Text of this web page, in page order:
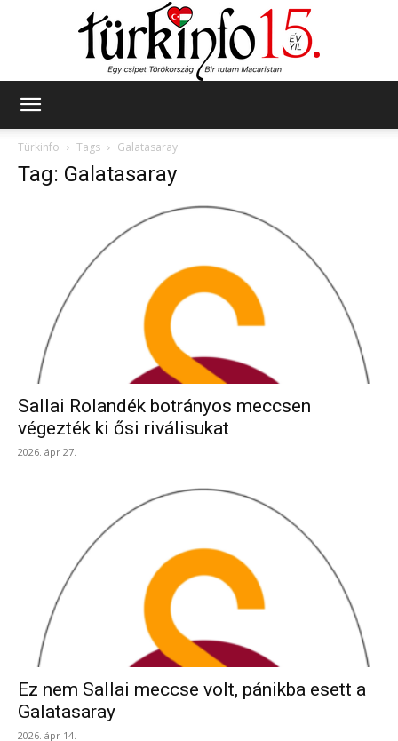
Türkinfo
Tags Galatasaray
Tag: Galatasaray
Sallai Rolandék botrányos meccsen
végezték ki ősi riválisukat
2026. ápr 27.
Ez nem Sallai meccse volt, pánikba esett a
Galatasaray
2026. ápr 14.